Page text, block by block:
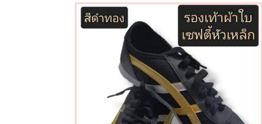
฿12,388.